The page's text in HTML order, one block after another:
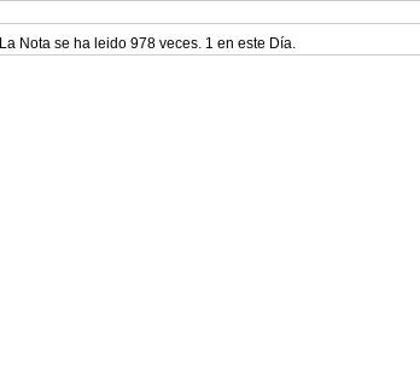
La Nota se ha leido 978 veces. 1 en este Día.